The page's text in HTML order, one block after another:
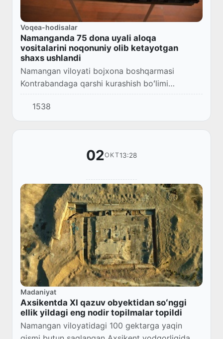
Voqea-hodisalar
Namanganda 75 dona uyali aloqa
vositalarini noqonuniy olib ketayotgan
shaxs ushlandi
Namangan viloyati bojxona boshqarmasi
Kontrabandaga qarshi kurashish boʻlimi
xodimlari tomonidan Pop tumanida tezkor
tadbir oʻtkazildi.
1538
02OKT13:28
Madaniyat
Axsikentda XI qazuv obyektidan soʻnggi
ellik yildagi eng nodir topilmalar topildi
Namangan viloyatidagi 100 gektarga yaqin